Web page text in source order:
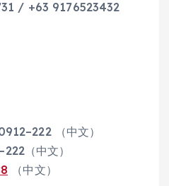
/ +63 9176523432
（中文）
（中文）
（中文）